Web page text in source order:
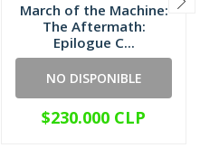
March of the Machine:
The Aftermath:
Epilogue C...
NO DISPONIBLE
$230.000 CLP